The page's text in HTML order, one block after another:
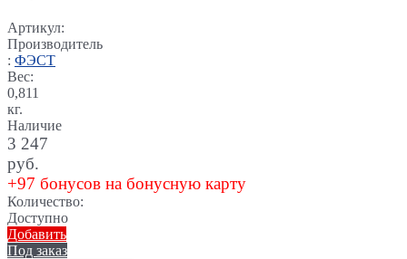
Артикул:
Производитель
: ФЭСТ
Вес:
0,811
кг.
Наличие
3 247
руб.
+97 бонусов на бонусную карту
Количество:
Доступно
Добавить
Под заказ